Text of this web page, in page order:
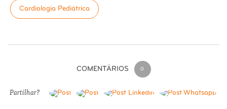
Cardiologia Pediátrica
COMENTÁRIOS 0
Partilhar?